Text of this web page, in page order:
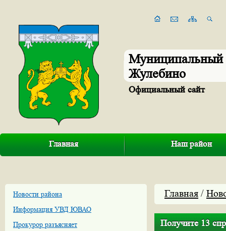
Муниципальный
Жулебино
Официальный сайт
Главная Наш район
Новости района
Информация УВД ЮВАО
Прокурор разъясняет
Главная /
Получите 13